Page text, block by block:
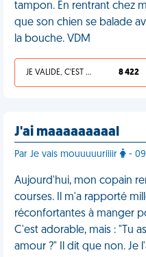
tampon. En rentrant chez
que son chien se balade
la bouche. VDM
JE VALIDE, C'EST UNE VDM 8 422
J'ai maaaaaaaaal
Par Je vais mouuuuuriiiir -
Aujourd'hui, mon copain
courses. Il m'a rapporté
réconfortantes à manger
C'est adorable, mais : "Tu
amour ?" Il dit que non. Je